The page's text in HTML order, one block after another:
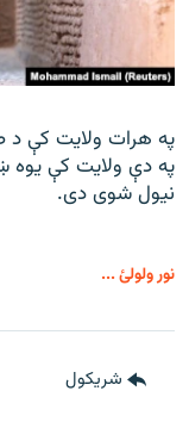
په هرات ولایت کې د
په دې ولایت کې یوه
نیول شوی دی.
نور ولولئ ...
شريکول